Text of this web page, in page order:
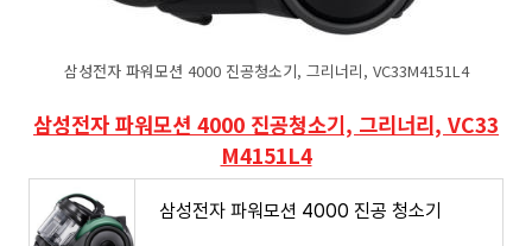
삼성전자 파워모션 4000 진공청소기, 그리너리, VC33M4151L4
삼성전자 파워모션 4000 진공청소기, 그리너리, VC33
M4151L4
삼성전자 파워모션 4000 진공 청소기